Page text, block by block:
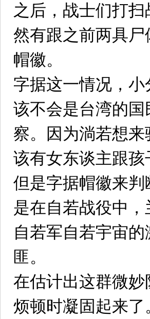
之后，战士们打
然有跟之前两具
帽徽。
字据这一情况，
该不会是台湾的
察。因为淌若想
该有女东谈主跟孩
但是字据帽徽来
是在自若战役中
自若军自若宇宙
匪。
在估计出这群微
烦顿时凝固起来了